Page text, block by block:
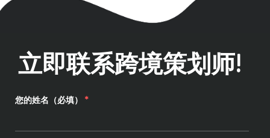
立即联系跨境策划师!
您的姓名（必填） *